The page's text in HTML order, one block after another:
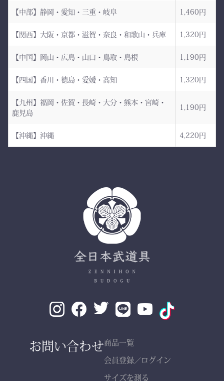
日本が誇る伝統織物 武州
金橋（8800番手 木綿生
袴。
産素材。
縫製は熊本の熟練縫製工場
✔ 日本製ならではの安心
✔ 程よい厚みと丈夫さ —
日々の稽古・大会でも安心
✔ 自然な綿素材で軽やか
✔ 伝統色・定番色の豊富
素材： 武州金橋 8800 木
140年以上の歴史をもつ日
本最古クラスの木綿生地。
負のスイッチが入る。
――その一本を、あなたの
手に。
【中部】静岡・愛知・三重・岐阜 1,460円
【関西】大阪・京都・滋賀・奈良・和歌山・兵庫 1,320円
【中国】岡山・広島・山口・鳥取・島根 1,190円
【四国】香川・徳島・愛媛・高知 1,320円
【九州】福岡・佐賀・長崎・大分・熊本・宮崎・
鹿児島
1,190円
【沖縄】沖縄 4,220円
商品一覧
会員登録 ／ログイン
サイズを測る
お問い合わせ